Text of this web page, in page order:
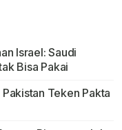
Israel: Saudi
Bisa Pakai
Teken Pakta